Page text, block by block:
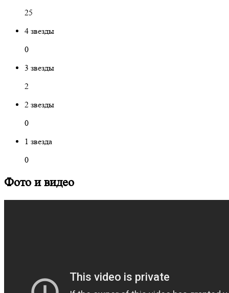
25
4 звезды
0
3 звезды
2
2 звезды
0
1 звезда
0
Фото и видео